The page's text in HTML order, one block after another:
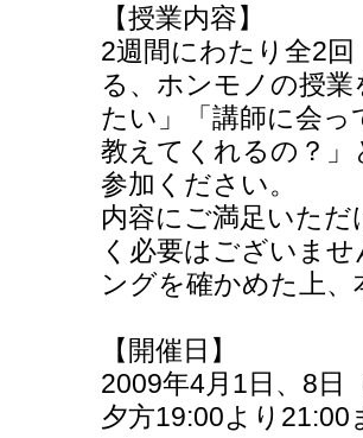
【授業内容】
2週間にわたり全2
る、ホンモノの授
たい」「講師に会
教えてくれるの？
参加ください。
内容にご満足いた
く必要はございま
ングを確かめた上
【開催日】
2009年4月1日、8日
夕方19:00より21:00